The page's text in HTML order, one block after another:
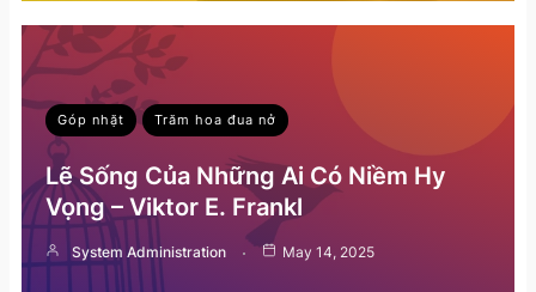
Góp nhặt Trăm hoa đua nở
Lẽ Sống Của Những Ai Có Niềm Hy
Vọng – Viktor E. Frankl
System Administration May 14, 2025